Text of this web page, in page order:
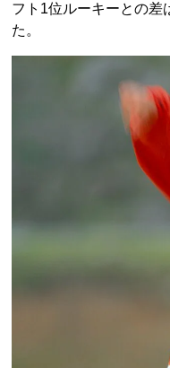
フト1位ルーキーとの差
た。